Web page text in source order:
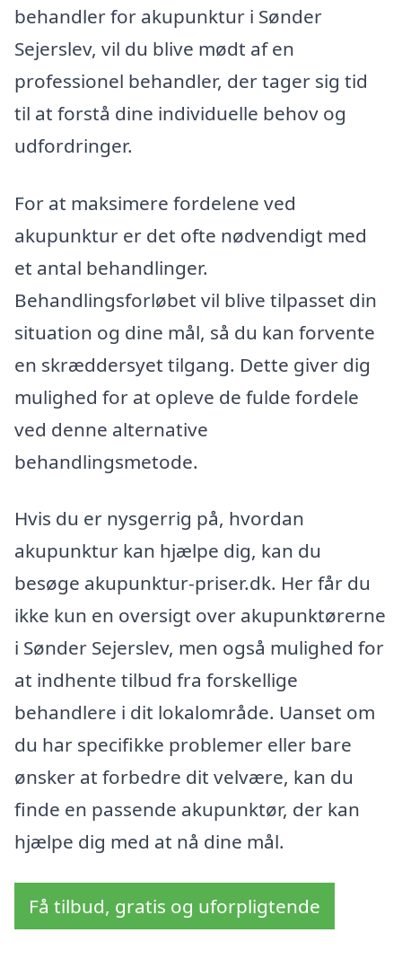
behandler for akupunktur i Sønder
Sejerslev, vil du blive mødt af en
professionel behandler, der tager sig tid
til at forstå dine individuelle behov og
udfordringer.
For at maksimere fordelene ved
akupunktur er det ofte nødvendigt med
et antal behandlinger.
Behandlingsforløbet vil blive tilpasset din
situation og dine mål, så du kan forvente
en skræddersyet tilgang. Dette giver dig
mulighed for at opleve de fulde fordele
ved denne alternative
behandlingsmetode.
Hvis du er nysgerrig på, hvordan
akupunktur kan hjælpe dig, kan du
besøge akupunktur-priser.dk. Her får du
ikke kun en oversigt over akupunktørerne
i Sønder Sejerslev, men også mulighed for
at indhente tilbud fra forskellige
behandlere i dit lokalområde. Uanset om
du har specifikke problemer eller bare
ønsker at forbedre dit velvære, kan du
finde en passende akupunktør, der kan
hjælpe dig med at nå dine mål.
Få tilbud, gratis og uforpligtende